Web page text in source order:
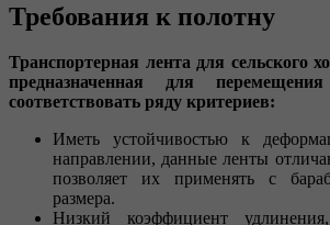
Требования к полотну
Транспортерная лента для сельского
предназначенная для
соответствовать ряду критериев:
Иметь устойчивостью к
направлении, данные ленты
позволяет их применять с
размера.
Низкий коэффициент удлинения,